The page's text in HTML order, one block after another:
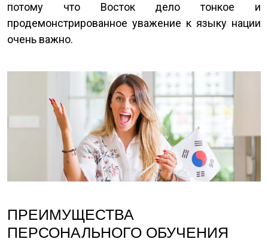
потому что Восток дело тонкое и
продемонстрированное уважение к языку нации
очень важно.
ПРЕИМУЩЕСТВА
ПЕРСОНАЛЬНОГО ОБУЧЕНИЯ